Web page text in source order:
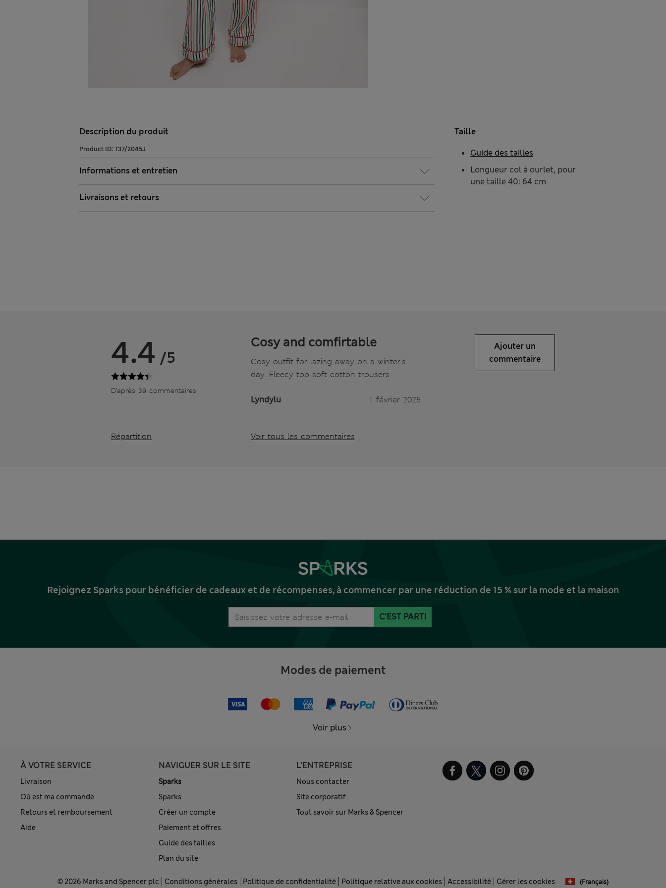
Description du produit
Product ID: T37/2045J
Informations et entretien
Livraisons et retours
Taille
Longueur col à ourlet, pour
une taille 40: 64 cm
Guide des tailles
4.4 /5
D’après 39 commentaires
Répartition
Cosy and comfirtable
Cosy outfit for lazing away on a winter’s
day. Fleecy top soft cotton trousers
Lyndylu 1 février 2025
Voir tous les commentaires
Ajouter un
commentaire
Rejoignez Sparks pour bénéficier de cadeaux et de récompenses, à commencer par une réduction de 15 % sur la mode et la maison
C'EST PARTI
Modes de paiement
Voir plus
À VOTRE SERVICE
Livraison
Où est ma commande
Retours et remboursement
Aide
NAVIGUER SUR LE SITE
Sparks
Sparks
Créer un compte
Paiement et offres
Guide des tailles
Plan du site
L'ENTREPRISE
Nous contacter
Site corporatif
Tout savoir sur Marks & Spencer
© 2026 Marks and Spencer plc Conditions générales Politique de confidentialité Politique relative aux cookies Accessibilité Gérer les cookies (français)